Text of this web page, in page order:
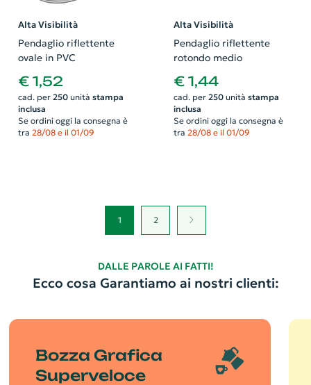
Alta Visibilità
Pendaglio riflettente
ovale in PVC
€ 1,52
cad. per 250unità stampa
inclusa
Se ordini oggi la consegna è
tra 28/08 e il 01/09
Alta Visibilità
Pendaglio riflettente
rotondo medio
€ 1,44
cad. per 250unità stampa
inclusa
Se ordini oggi la consegna è
tra 28/08 e il 01/09
1 2
DALLE PAROLE AI FATTI!
Ecco cosa Garantiamo ai nostri clienti:
Bozza Grafica
Superveloce